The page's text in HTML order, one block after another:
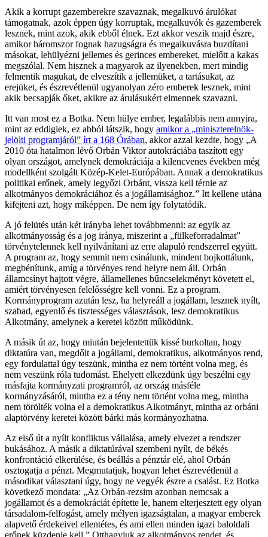
Akik a korrupt gazemberekre szavaznak, megalkuvó árulókat
támogatnak, azok éppen úgy korruptak, megalkuvók és gazemberek
lesznek, mint azok, akik ebből élnek. Ezt akkor veszik majd észre,
amikor háromszor fognak hazugságra és megalkuvásra buzdítani
másokat, lehülyézni jellemes és gerinces embereket, mielőtt a kakas
megszólal. Nem hisznek a magyarok az ilyenekben, mert mindig
felmentik magukat, de elveszítik a jellemüket, a tartásukat, az
erejüket, és észrevétlenül ugyanolyan zéro emberek lesznek, mint
akik becsapják őket, akikre az árulásukért elmennek szavazni.
Itt van most ez a Botka. Nem hülye ember, legalábbis nem annyira,
mint az eddigiek, ez abból látszik, hogy amikor a „miniszterelnök-
jelölti programjáról” írt a 168 Órában, akkor azzal kezdte, hogy „A
2010 óta hatalmon lévő Orbán Viktor autokráciába taszított egy
olyan országot, amelynek demokráciája a kilencvenes években még
modellként szolgált Közép-Kelet-Európában. Annak a demokratikus
politikai erőnek, amely legyőzi Orbánt, vissza kell térnie az
alkotmányos demokráciához és a jogállamisághoz.” Itt kellene utána
kifejteni azt, hogy miképpen. De nem így folytatódik.
A jó felütés után két irányba lehet továbbmenni: az egyik az
alkotmányosság és a jog iránya, miszerint a „fülkeforradalmat”
törvénytelennek kell nyilvánítani az erre alapuló rendszerrel együtt.
A program az, hogy semmit nem csinálunk, mindent bojkottálunk,
megbénítunk, amíg a törvényes rend helyre nem áll. Orbán
államcsínyt hajtott végre, államellenes bűncselekményt követett el,
amiért törvényesen felelősségre kell vonni. Ez a program.
Kormányprogram azután lesz, ha helyreáll a jogállam, lesznek nyílt,
szabad, egyenlő és tisztességes választások, lesz demokratikus
Alkotmány, amelynek a keretei között működünk.
A másik út az, hogy miután bejelentettük kissé burkoltan, hogy
diktatúra van, megdőlt a jogállami, demokratikus, alkotmányos rend,
egy fordulattal úgy teszünk, mintha ez nem történt volna meg, és
nem veszünk róla tudomást. Ehelyett elkezdünk úgy beszélni egy
másfajta kormányzati programról, az ország másféle
kormányzásáról, mintha ez a tény nem történt volna meg, mintha
nem törölték volna el a demokratikus Alkotmányt, mintha az orbáni
alaptörvény keretei között bárki más kormányozhatna.
Az első út a nyílt konfliktus vállalása, amely elvezet a rendszer
bukásához. A másik a diktatúrával szembeni nyílt, de békés
konfrontáció elkerülése, és beállás a pénztár elé, ahol Orbán
osztogatja a pénzt. Megmutatjuk, hogyan lehet észrevétlenül a
másodikat választani úgy, hogy ne vegyék észre a csalást. Ez Botka
következő mondata: „Az Orbán-rezsim azonban nemcsak a
jogállamot és a demokráciát építette le, hanem elterjesztett egy olyan
társadalom-felfogást, amely mélyen igazságtalan, a magyar emberek
alapvető érdekeivel ellentétes, és ami ellen minden igazi baloldali
erőnek küzdenie kell.” Otthagyjuk az alkotmányos rendet, és